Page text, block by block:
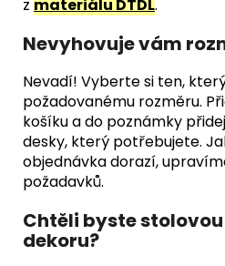
z materiálu DTDL.
Nevyhovuje vám
Nevadí! Vyberte si ten,
požadovanému rozměru.
košíku a do poznámky
desky, který potřebujete.
objednávka dorazí,
požadavků.
Chtěli byste
dekoru?